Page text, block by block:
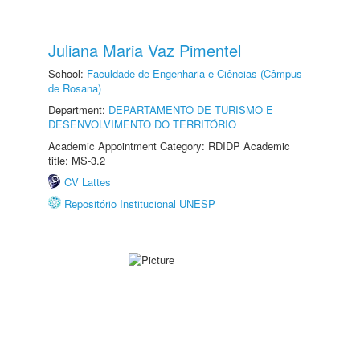
Juliana Maria Vaz Pimentel
School: Faculdade de Engenharia e Ciências (Câmpus
de Rosana)
Department: DEPARTAMENTO DE TURISMO E
DESENVOLVIMENTO DO TERRITÓRIO
Academic Appointment Category: RDIDP Academic
title: MS-3.2
CV Lattes
Repositório Institucional UNESP